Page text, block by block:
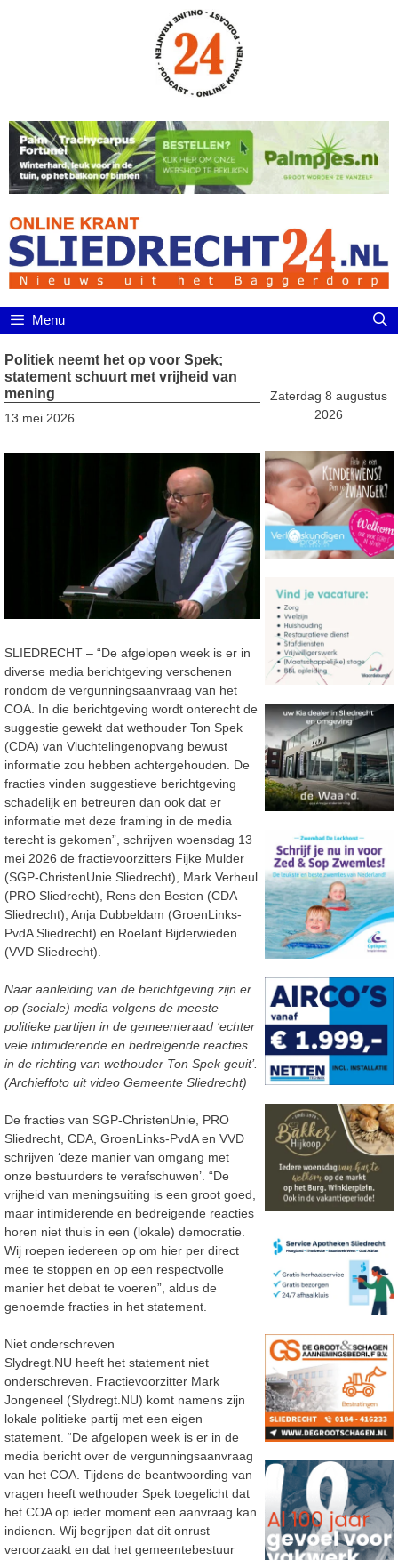
Menu
Politiek neemt het op voor Spek;
statement schuurt met vrijheid van
mening
13 mei 2026
SLIEDRECHT – “De afgelopen week is er in
diverse media berichtgeving verschenen
rondom de vergunningsaanvraag van het
COA. In die berichtgeving wordt onterecht de
suggestie gewekt dat wethouder Ton Spek
(CDA) van Vluchtelingenopvang bewust
informatie zou hebben achtergehouden. De
fracties vinden suggestieve berichtgeving
schadelijk en betreuren dan ook dat er
informatie met deze framing in de media
terecht is gekomen”, schrijven woensdag 13
mei 2026 de fractievoorzitters Fijke Mulder
(SGP-ChristenUnie Sliedrecht), Mark Verheul
(PRO Sliedrecht), Rens den Besten (CDA
Sliedrecht), Anja Dubbeldam (GroenLinks-
PvdA Sliedrecht) en Roelant Bijderwieden
(VVD Sliedrecht).
Naar aanleiding van de berichtgeving zijn er
op (sociale) media volgens de meeste
politieke partijen in de gemeenteraad ‘echter
vele intimiderende en bedreigende reacties
in de richting van wethouder Ton Spek geuit’.
(Archieffoto uit video Gemeente Sliedrecht)
De fracties van SGP-ChristenUnie, PRO
Sliedrecht, CDA, GroenLinks-PvdA en VVD
schrijven ‘deze manier van omgang met
onze bestuurders te verafschuwen’. “De
vrijheid van meningsuiting is een groot goed,
maar intimiderende en bedreigende reacties
horen niet thuis in een (lokale) democratie.
Wij roepen iedereen op om hier per direct
mee te stoppen en op een respectvolle
manier het debat te voeren”, aldus de
genoemde fracties in het statement.
Niet onderschreven
Slydregt.NU heeft het statement niet
onderschreven. Fractievoorzitter Mark
Jongeneel (Slydregt.NU) komt namens zijn
lokale politieke partij met een eigen
statement. “De afgelopen week is er in de
media bericht over de vergunningsaanvraag
van het COA. Tijdens de beantwoording van
vragen heeft wethouder Spek toegelicht dat
het COA op ieder moment een aanvraag kan
indienen. Wij begrijpen dat dit onrust
veroorzaakt en dat het gemeentebestuur
Zaterdag 8 augustus
2026